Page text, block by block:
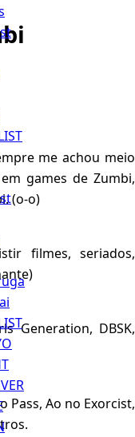
me achou meio
games de Zumbi,
(o-o)
filmes, seriados,
Generation, DBSK,
Pass, Ao no Exorcist,